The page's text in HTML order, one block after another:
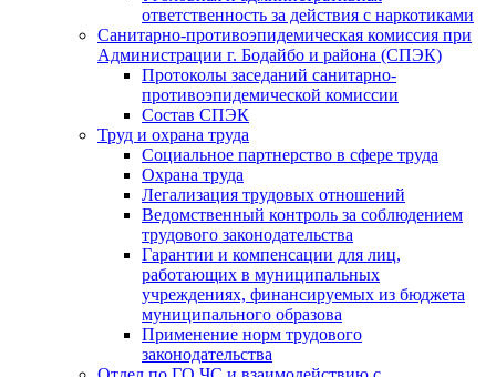
ответственность за действия с наркотиками
Санитарно-противоэпидемическая комиссия при
Администрации г. Бодайбо и района (СПЭК)
Протоколы заседаний санитарно-
противоэпидемической комиссии
Состав СПЭК
Труд и охрана труда
Социальное партнерство в сфере труда
Охрана труда
Легализация трудовых отношений
Ведомственный контроль за соблюдением
трудового законодательства
Гарантии и компенсации для лиц,
работающих в муниципальных
учреждениях, финансируемых из бюджета
муниципального образова
Применение норм трудового
законодательства